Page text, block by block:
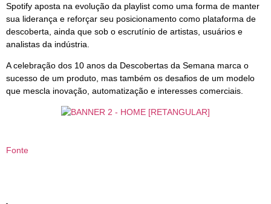
Spotify aposta na evolução da playlist como uma forma de manter
sua liderança e reforçar seu posicionamento como plataforma de
descoberta, ainda que sob o escrutínio de artistas, usuários e
analistas da indústria.
A celebração dos 10 anos da Descobertas da Semana marca o
sucesso de um produto, mas também os desafios de um modelo
que mescla inovação, automatização e interesses comerciais.
Fonte